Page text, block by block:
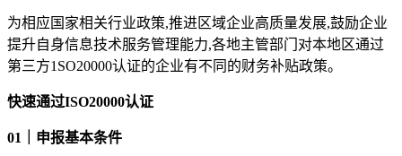
为相应国家相关行业政策,推进区域企业高质量发展,鼓励企业
提升自身信息技术服务管理能力,各地主管部门对本地区通过
第三方1SO20000认证的企业有不同的财务补贴政策。
快速通过ISO20000认证
01｜申报基本条件